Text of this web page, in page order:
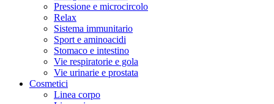
Pressione e microcircolo
Relax
Sistema immunitario
Sport e aminoacidi
Stomaco e intestino
Vie respiratorie e gola
Vie urinarie e prostata
Cosmetici
Linea corpo